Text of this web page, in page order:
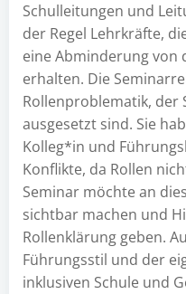
Schulleitungen und
der Regel Lehrkräfte,
eine Abminderung
erhalten. Die
Rollenproblematik, der
ausgesetzt sind. Sie
Kolleg*in und
Konflikte, da Rollen
Seminar möchte an
sichtbar machen und
Rollenklärung geben.
Führungsstil und der
inklusiven Schule und